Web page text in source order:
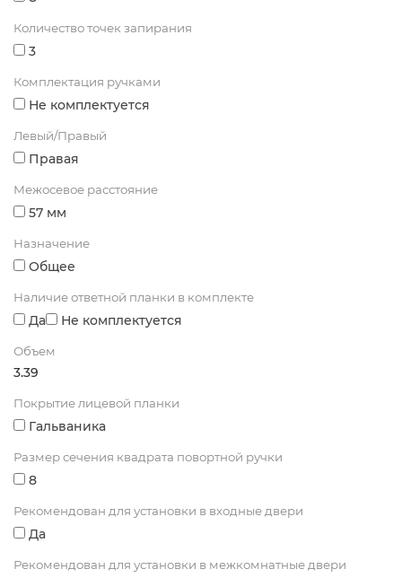
Количество точек запирания
3
Комплектация ручками
Не комплектуется
Левый/Правый
Правая
Межосевое расстояние
57 мм
Назначение
Общее
Наличие ответной планки в комплекте
Да Не комплектуется
Объем
3.39
Покрытие лицевой планки
Гальваника
Размер сечения квадрата повортной ручки
8
Рекомендован для установки в входные двери
Да
Рекомендован для установки в межкомнатные двери